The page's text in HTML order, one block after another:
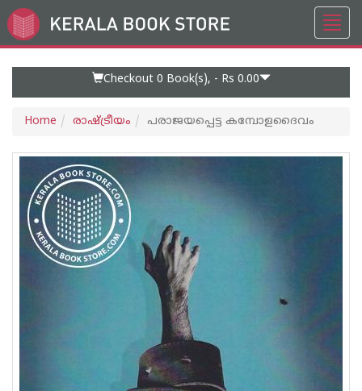
Go
to
Checkout 0 Book(s), - Rs 0.00
Home രാഷ്ട്രീയം പരാജയപ്പെട്ട കമ്പോളദൈവം